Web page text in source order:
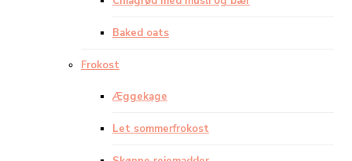
Baked oats
Frokost
Æggekage
Let sommerfrokost